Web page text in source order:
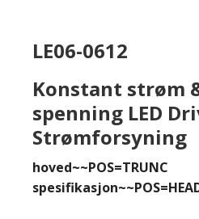
LE06-0612
Konstant strøm
spenning LED
Strømforsyning
hoved~~POS=TRUNC